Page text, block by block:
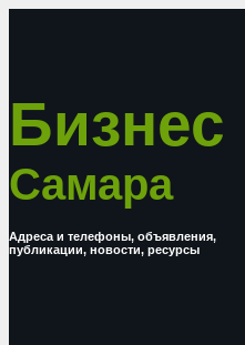
Бизнес
Самара
Адреса и телефоны, объявления,
публикации, новости, ресурсы